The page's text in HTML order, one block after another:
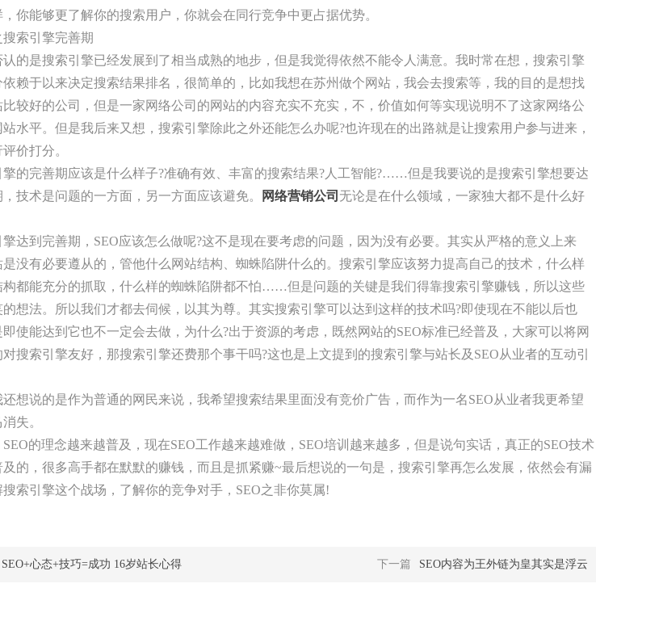
你能够更了解你的搜索用户，你就会在同行竞争中更占据优势。
索引擎完善期
的是搜索引擎已经发展到了相当成熟的地步，但是我觉得依然不能令人满意。我时常在想，搜索引擎
依赖于以来决定搜索结果排名，很简单的，比如我想在苏州做个网站，我会去搜索等，我的目的是想找
较好的公司，但是一家网络公司的网站的内容充实不充实，不，价值如何等实现说明不了这家网络公
水平。但是我后来又想，搜索引擎除此之外还能怎么办呢?也许现在的出路就是让搜索用户参与进来，
价打分。
的完善期应该是什么样子?准确有效、丰富的搜索结果?人工智能?……但是我要说的是搜索引擎想要达
技术是问题的一方面，另一方面应该避免。
网络营销公司 无论是在什么领域，一家独大都不是什么好
达到完善期，SEO应该怎么做呢?这不是现在要考虑的问题，因为没有必要。其实从严格的意义上来
是没有必要遵从的，管他什么网站结构、蜘蛛陷阱什么的。搜索引擎应该努力提高自己的技术，什么样
构都能充分的抓取，什么样的蜘蛛陷阱都不怕……但是问题的关键是我们得靠搜索引擎赚钱，所以这些
想法。所以我们才都去伺候，以其为尊。其实搜索引擎可以达到这样的技术吗?即使现在不能以后也
使能达到它也不一定会去做，为什么?出于资源的考虑，既然网站的SEO标准已经普及，大家可以将网
搜索引擎友好，那搜索引擎还费那个事干吗?这也是上文提到的搜索引擎与站长及SEO从业者的互动引
想说的是作为普通的网民来说，我希望搜索结果里面没有竞价广告，而作为一名SEO从业者我更希望
失。
的理念越来越普及，现在SEO工作越来越难做，SEO培训越来越多，但是说句实话，真正的SEO技术
及的，很多高手都在默默的赚钱，而且是抓紧赚~最后想说的一句是，搜索引擎再怎么发展，依然会有漏
索引擎这个战场，了解你的竞争对手，SEO之非你莫属!
SEO+心态+技巧=成功 16岁站长心得 下一篇 SEO内容为王外链为皇其实是浮云